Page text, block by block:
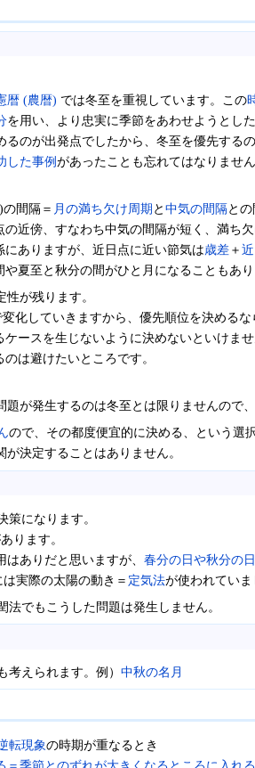
暦 (農暦) では冬至を重視しています。この
を用い、より忠実に季節をあわせようとし
のが出発点でしたから、冬至を優先する
した事例があったことも忘れてはなりません
間隔＝ 月の満ち欠け周期と中気の間隔との
近傍、すなわち中気の間隔が短く、満ち欠
ありますが、近日点に近い節気は歳差＋
夏至と秋分の間がひと月になることもあ
が残ります。
化していきますから、優先順位を決める
ースを生じないように決めないといけませ
は避けたいところです。
が発生するのは冬至とは限りませんので
ので、その都度便宜的に決める、という選
決定することはありません。
策になります。
ります。
ありだと思いますが、 春分の日や秋分の日
は実際の太陽の動き＝ 定気法が使われていま
でもこうした問題は発生しません。
えられます。例） 中秋の名月
転現象の時期が重なるとき
＝季節とのずれが大きくなるところに入れる